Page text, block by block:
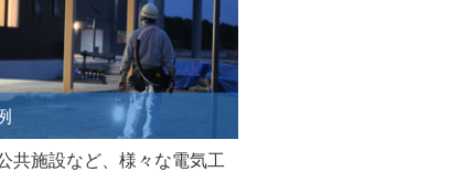
共施設など、様々な電気工